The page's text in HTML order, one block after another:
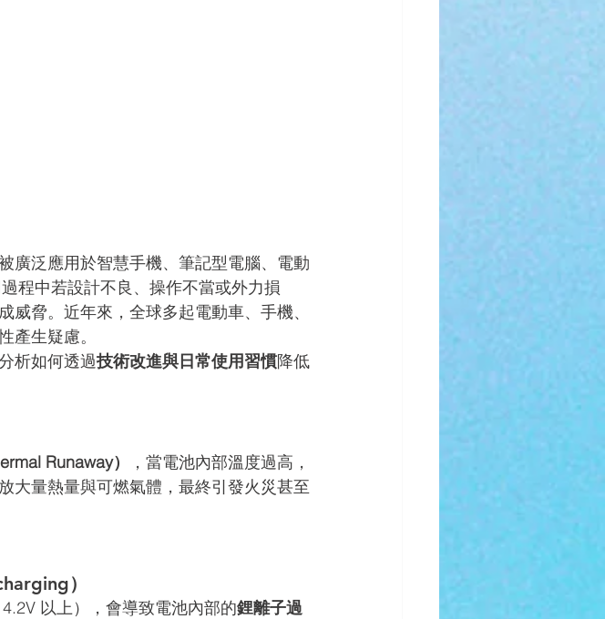
廣泛應用於智慧手機、筆記型電腦、電動
程中若設計不良、操作不當或外力損
脅。近年來，全球多起電動車、手機、
產生疑慮。
析如何透過技術改進與日常使用習慣降低
Runaway）
，當電池內部溫度過高，
大量熱量與可燃氣體，最終引發火災甚至
）
以上），會導致電池內部的鋰離子過